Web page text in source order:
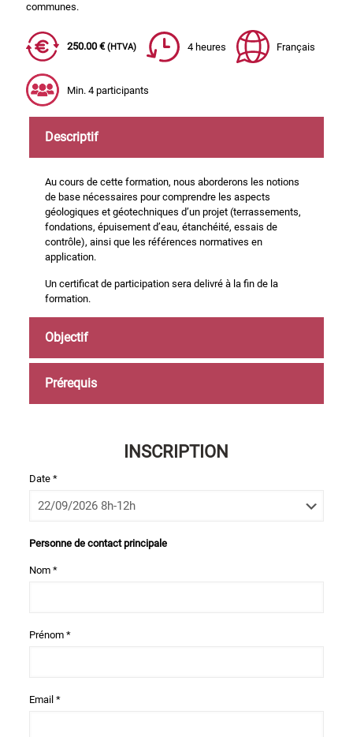
communes.
250.00 €(HTVA) 4 heures Français
Min. 4 participants
Descriptif
Au cours de cette formation, nous aborderons les notions
de base nécessaires pour comprendre les aspects
géologiques et géotechniques d’un projet (terrassements,
fondations, épuisement d’eau, étanchéité, essais de
contrôle), ainsi que les références normatives en
application.
Un certificat de participation sera delivré à la fin de la
formation.
Objectif
Prérequis
INSCRIPTION
Date *
Personne de contact principale
Nom *
Prénom *
Email *